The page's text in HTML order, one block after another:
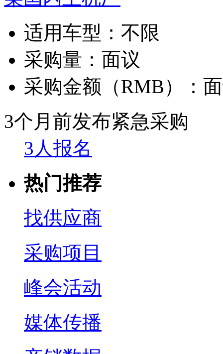
适用车型： 不限
采购量： 面议
采购金额（RMB）：
3个月前发布紧急采购
3人报名
热门推荐
找供应商
采购项目
峰会活动
媒体传播